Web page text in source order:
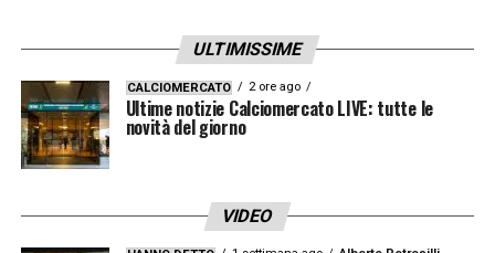
ULTIMISSIME
CALCIOMERCATO 2 ore ago
Ultime notizie Calciomercato LIVE: tutte le
novità del giorno
VIDEO